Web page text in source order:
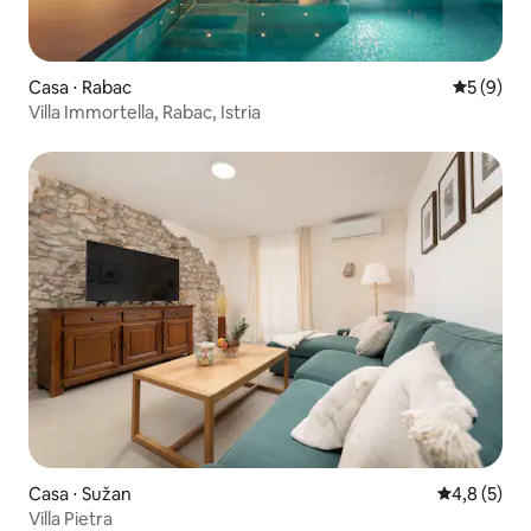
Casa ⋅ Rabac 5 de
5 (9)
Villa Immortella, Rabac, Istria
Casa ⋅ Sužan 4,8 de
4,8 (5)
Villa Pietra